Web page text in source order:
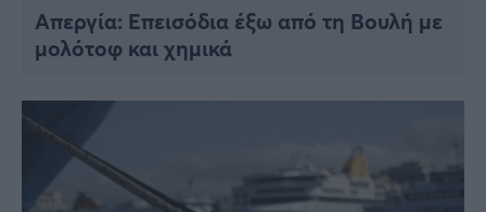
Απεργία: Επεισόδια έξω από τη Βουλή με
μολότοφ και χημικά